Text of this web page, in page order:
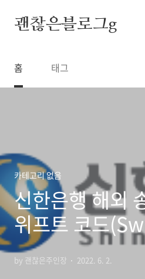
괜찮은블로그g
홈 태그
카테고리 없음
신한은행 해외
위프트 코드
영문 주소
by 괜찮은주인장 2022. 6. 2.